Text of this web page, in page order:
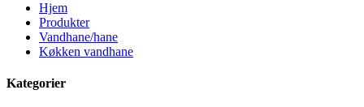
Hjem
Produkter
Vandhane/hane
Køkken vandhane
Kategorier